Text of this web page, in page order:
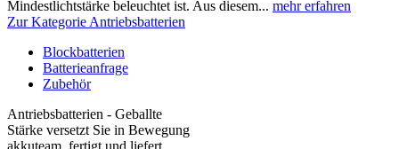
Mindestlichtstärke beleuchtet ist. Aus diesem... mehr erfahren
Zur Kategorie Antriebsbatterien
Blockbatterien
Batterieanfrage
Zubehör
Antriebsbatterien - Geballte
Stärke versetzt Sie in Bewegung
akkuteam fertigt und liefert